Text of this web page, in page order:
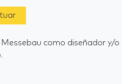
como diseñador y/o